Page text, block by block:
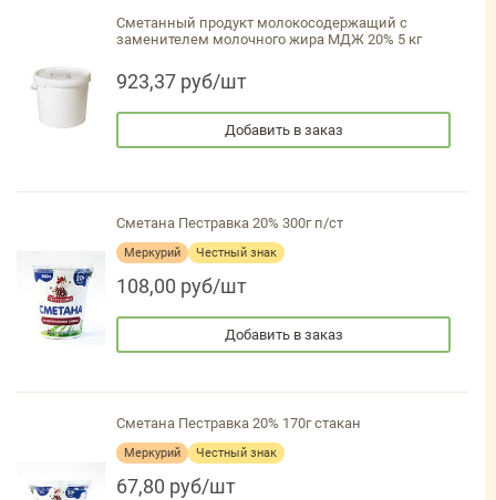
Сметанный продукт молокосодержащий с
заменителем молочного жира МДЖ 20% 5 кг
923,37 руб/шт
Добавить в заказ
Сметана Пестравка 20% 300г п/ст
Меркурий Честный знак
108,00 руб/шт
Добавить в заказ
Сметана Пестравка 20% 170г стакан
Меркурий Честный знак
67,80 руб/шт